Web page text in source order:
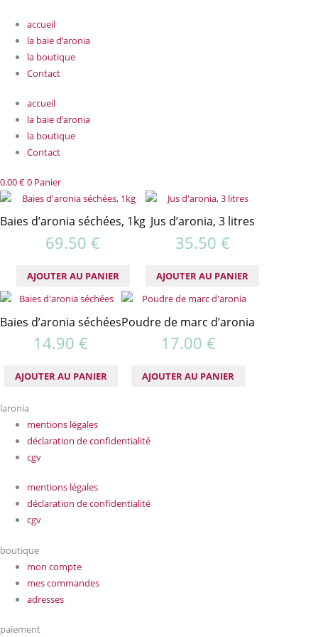
contenu
accueil
la baie d’aronia
la boutique
Contact
accueil
la baie d’aronia
la boutique
Contact
0.00€0 Panier
Baies d’aronia séchées, 1kg
69.50 €
AJOUTER AU PANIER
Jus d’aronia, 3 litres
35.50 €
AJOUTER AU PANIER
Baies d’aronia séchées
14.90 €
AJOUTER AU PANIER
Poudre de marc d’aronia
17.00 €
AJOUTER AU PANIER
laronia
mentions légales
déclaration de confidentialité
cgv
mentions légales
déclaration de confidentialité
cgv
boutique
mon compte
mes commandes
adresses
paiement